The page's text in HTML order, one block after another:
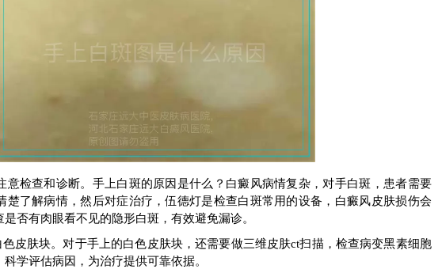
意检查和诊断。手上白斑的原因是什么？白癜风病情复杂，对手白斑，患者需要
楚了解病情，然后对症治疗，伍德灯是检查白斑常用的设备，白癜风皮肤损伤会
否有肉眼看不见的隐形白斑，有效避免漏诊。
皮肤块。对于手上的白色皮肤块，还需要做三维皮肤ct扫描，检查病变黑素细胞
学评估病因，为治疗提供可靠依据。